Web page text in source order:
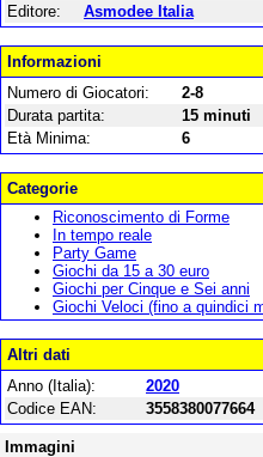
Editore:
Asmodee Italia
Informazioni
Numero di Giocatori:
2-8
Durata partita:
15 minuti
Età Minima:
6
Categorie
Riconoscimento di Forme
In tempo reale
Party Game
Giochi da 15 a 30 euro
Giochi per Cinque e Sei anni
Giochi Veloci (fino a quindici
Altri dati
Anno (Italia):
2020
Codice EAN:
3558380077664
Immagini